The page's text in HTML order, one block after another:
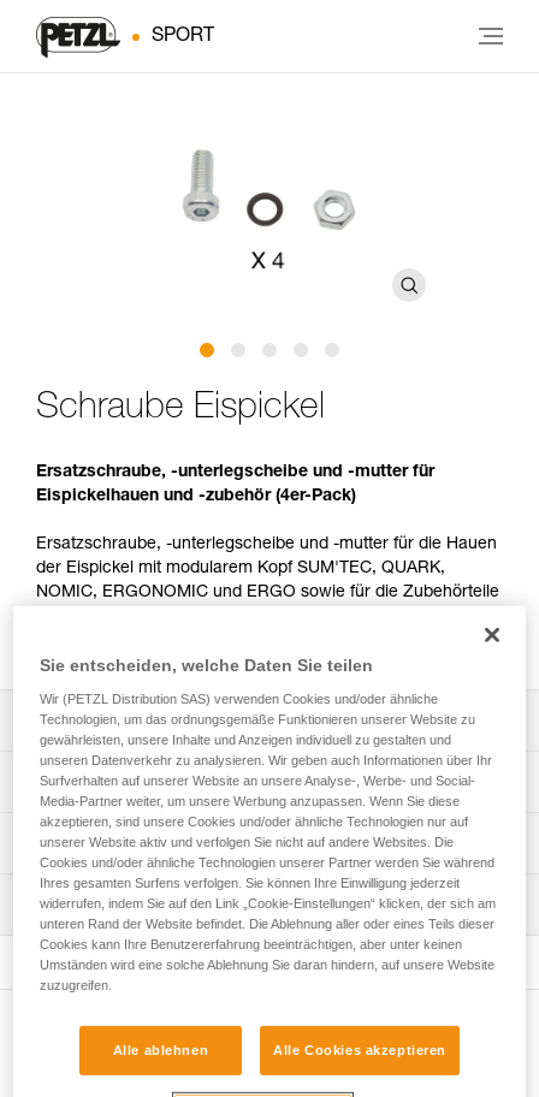
SPORT
Schraube Eispickel
Ersatzschraube, -unterlegscheibe und -mutter für
Eispickelhauen und -zubehör (4er-Pack)
Ersatzschraube, -unterlegscheibe und -mutter für die Hauen
der Eispickel mit modularem Kopf SUM'TEC, QUARK,
NOMIC, ERGONOMIC und ERGO sowie für die Zubehörteile
Leistungsverzeichnis
Kompatibel mit den Eisgeräten mit modularem Kopf
SUM'TEC (U015AA00 und U015BA00), QUARK
(U019XA00, U19 X2), NOMIC (U021AA00 und U21 3),
ERGONOMIC (U022AA00), ERGO (U22 2).
Kompatibel mit den Eispickel-Zubehörteilen MINI
MARTEAU (U021BA00 und U19 MLT), MARTEAU (U19
MAR), PANNE (U19 PAN), ICE (U19 ICE), PUR'ICE
(U021CA00 und U19A PUR), DRY (U19 DRY) und
PUR'DRY (U022BA00).
Technische Spezifikationen
Zertifizierung(en): CE
Zugrundeliegende Spezifikationen
Referenz : U041AA00
Verpackung : Verkauf im 4er-Pack
Garantie : 3 Jahre
Technische Informationen
Gebrauchsanleitung
Das PDF herunterladen technical-notice for Technical ice
axes accessories
Häufige Fragen
Häufige Fragen
Wartung
Weitere Produkte
Sie entscheiden, welche Daten Sie teilen
Wir (PETZL Distribution SAS) verwenden Cookies und/oder ähnliche
Technologien, um das ordnungsgemäße Funktionieren unserer Website zu
gewährleisten, unsere Inhalte und Anzeigen individuell zu gestalten und
unseren Datenverkehr zu analysieren. Wir geben auch Informationen über Ihr
Surfverhalten auf unserer Website an unsere Analyse-, Werbe- und Social-
Media-Partner weiter, um unsere Werbung anzupassen. Wenn Sie diese
akzeptieren, sind unsere Cookies und/oder ähnliche Technologien nur auf
unserer Website aktiv und verfolgen Sie nicht auf andere Websites. Die
Cookies und/oder ähnliche Technologien unserer Partner werden Sie während
Ihres gesamten Surfens verfolgen. Sie können Ihre Einwilligung jederzeit
widerrufen, indem Sie auf den Link „Cookie-Einstellungen“ klicken, der sich am
unteren Rand der Website befindet. Die Ablehnung aller oder eines Teils dieser
Cookies kann Ihre Benutzererfahrung beeinträchtigen, aber unter keinen
Umständen wird eine solche Ablehnung Sie daran hindern, auf unsere Website
zuzugreifen.
Alle ablehnen Alle Cookies akzeptieren